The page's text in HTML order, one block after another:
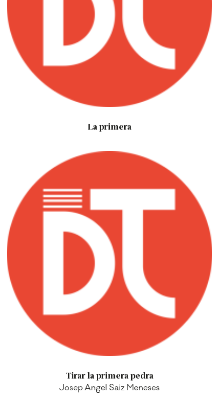
La primera
Tirar la primera pedra
Josep Angel Saiz Meneses